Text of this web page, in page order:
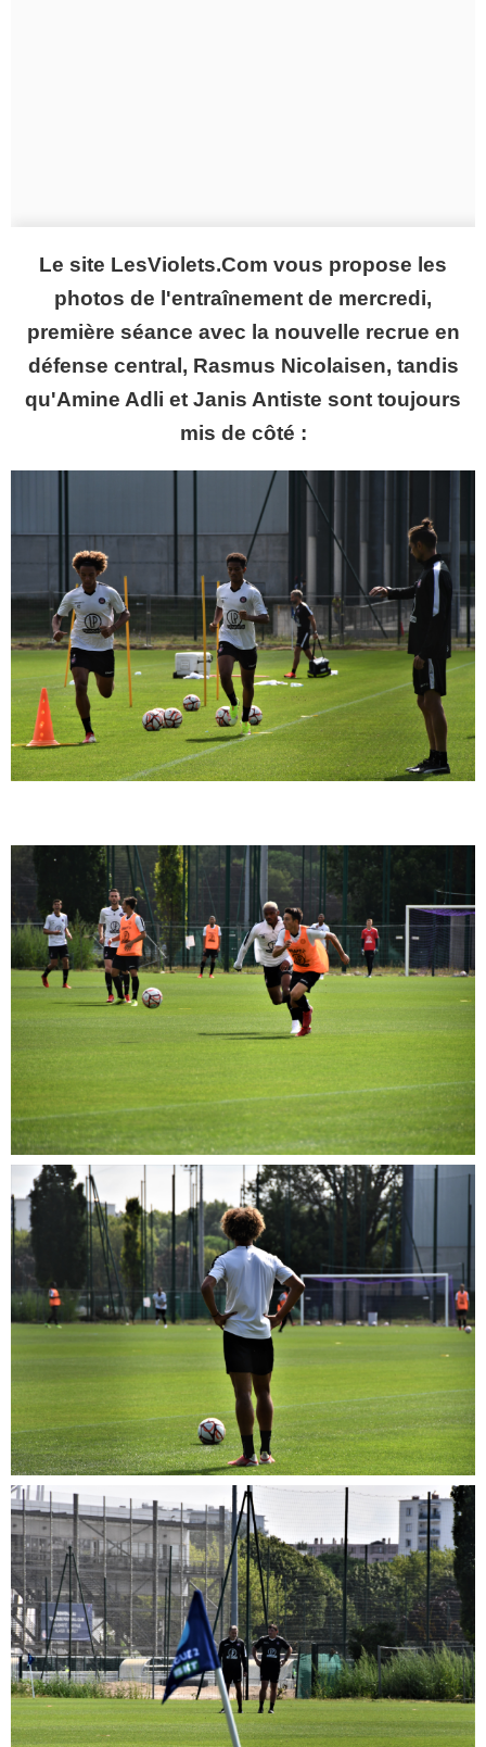
Le site LesViolets.Com vous propose les
photos de l'entraînement de mercredi,
première séance avec la nouvelle recrue en
défense central, Rasmus Nicolaisen, tandis
qu'Amine Adli et Janis Antiste sont toujours
mis de côté :